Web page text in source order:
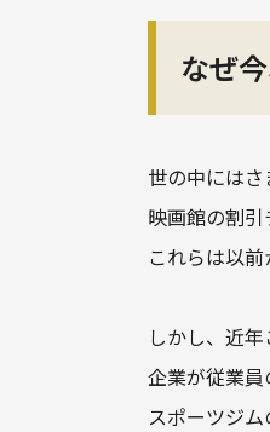
なぜ
世の中には
映画館の割
これらは以
しかし、近
企業が従業員
スポーツジム